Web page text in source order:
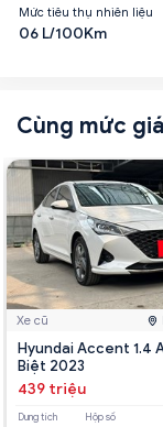
Mức tiêu thụ nhiên liệu
06 L/100Km
Cùng mức
Xe cũ
Hyundai Accent 1.4
Biệt 2023
439 triệu
Dung tích Hộp số